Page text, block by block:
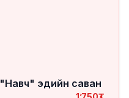
"Навч" эдийн саван